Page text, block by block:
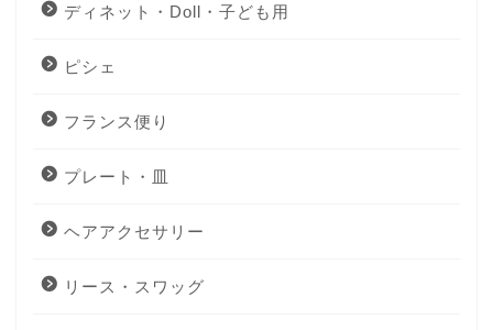
ディネット・Doll・子ども用
ピシェ
フランス便り
プレート・皿
ヘアアクセサリー
リース・スワッグ